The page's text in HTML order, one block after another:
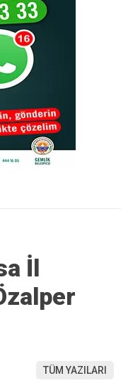
İl
TÜM YAZILARI